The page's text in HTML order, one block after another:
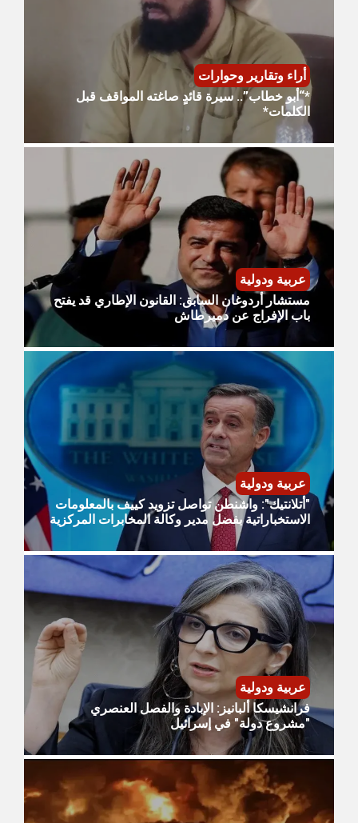
أراء وتقارير وحوارات
*“أبو خطاب”.. سيرة قائدٍ صاغته المواقف قبل
الكلمات*
عربية ودولية
مستشار أردوغان السابق: القانون الإطاري قد يفتح
باب الإفراج عن دميرطاش
عربية ودولية
"أتلانتيك": واشنطن تواصل تزويد كييف بالمعلومات
الاستخباراتية بفضل مدير وكالة المخابرات المركزية
عربية ودولية
فرانشيسكا ألبانيز: الإبادة والفصل العنصري
"مشروع دولة" في إسرائيل